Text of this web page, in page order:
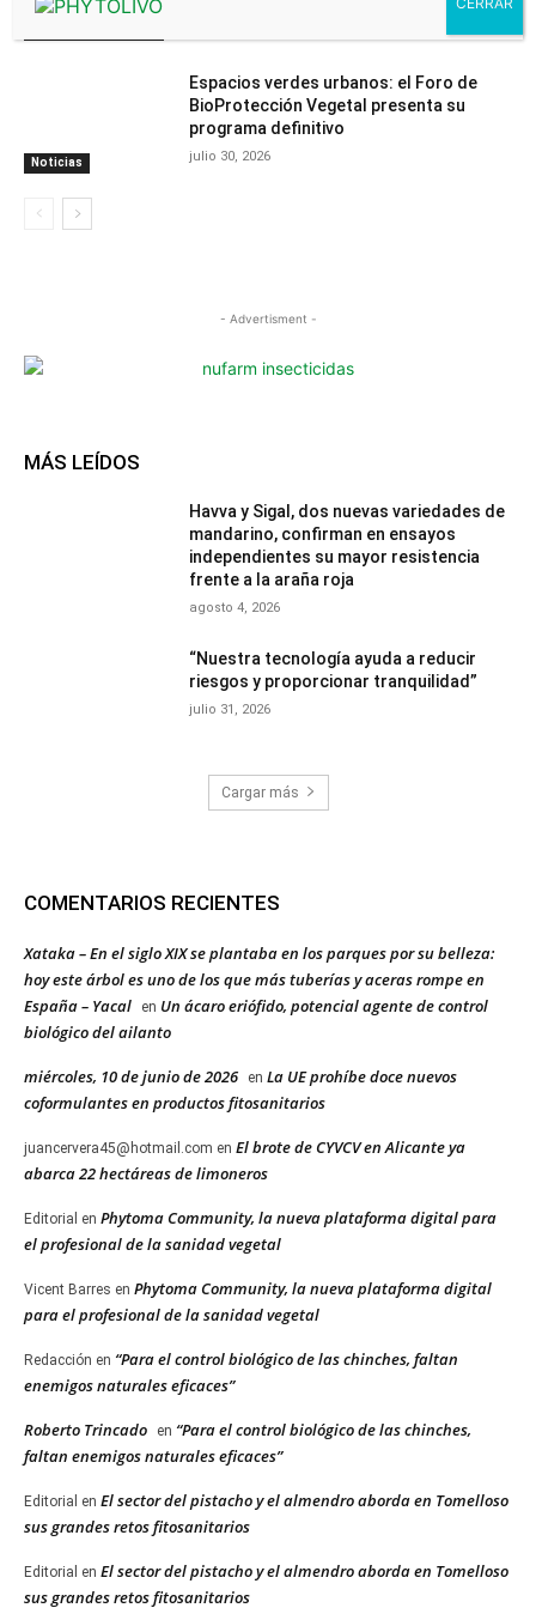
Contenido
Noticias
Espacios verdes urbanos: el Foro de
BioProtección Vegetal presenta su
programa definitivo
julio 30, 2026
- Advertisment -
MÁS LEÍDOS
Havva y Sigal, dos nuevas variedades de
mandarino, confirman en ensayos
independientes su mayor resistencia
frente a la araña roja
agosto 4, 2026
“Nuestra tecnología ayuda a reducir
riesgos y proporcionar tranquilidad”
julio 31, 2026
Cargar más
COMENTARIOS RECIENTES
Xataka – En el siglo XIX se plantaba en los parques por su belleza:
hoy este árbol es uno de los que más tuberías y aceras rompe en
España – Yacal
en Un ácaro eriófido, potencial agente de control
biológico del ailanto
miércoles, 10 de junio de 2026 en La UE prohíbe doce nuevos
coformulantes en productos fitosanitarios
juancervera45@hotmail.com en El brote de CYVCV en Alicante ya
abarca 22 hectáreas de limoneros
Editorial en Phytoma Community, la nueva plataforma digital para
el profesional de la sanidad vegetal
Vicent Barres en Phytoma Community, la nueva plataforma digital
para el profesional de la sanidad vegetal
Redacción en “Para el control biológico de las chinches, faltan
enemigos naturales eficaces”
Roberto Trincado en “Para el control biológico de las chinches,
faltan enemigos naturales eficaces”
Editorial en El sector del pistacho y el almendro aborda en Tomelloso
sus grandes retos fitosanitarios
Editorial en El sector del pistacho y el almendro aborda en Tomelloso
sus grandes retos fitosanitarios